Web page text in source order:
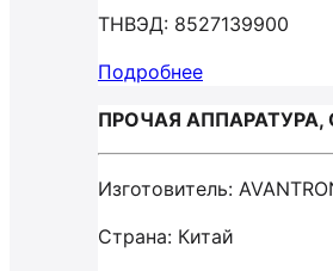
ТНВЭД: 8527139900
Подробнее
ПРОЧАЯ
Изготовитель:
Страна: Китай